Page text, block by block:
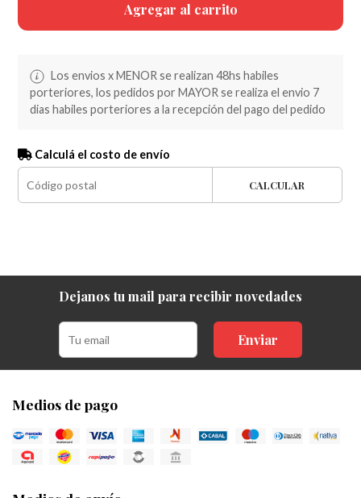
Agregar al carrito
Los envios x MENOR se realizan 48hs habiles
porteriores, los pedidos por MAYOR se realiza el envio 7
dias habiles porteriores a la recepción del pago del pedido
Calculá el costo de envío
CALCULAR
Dejanos tu mail para recibir novedades
Enviar
Medios de pago